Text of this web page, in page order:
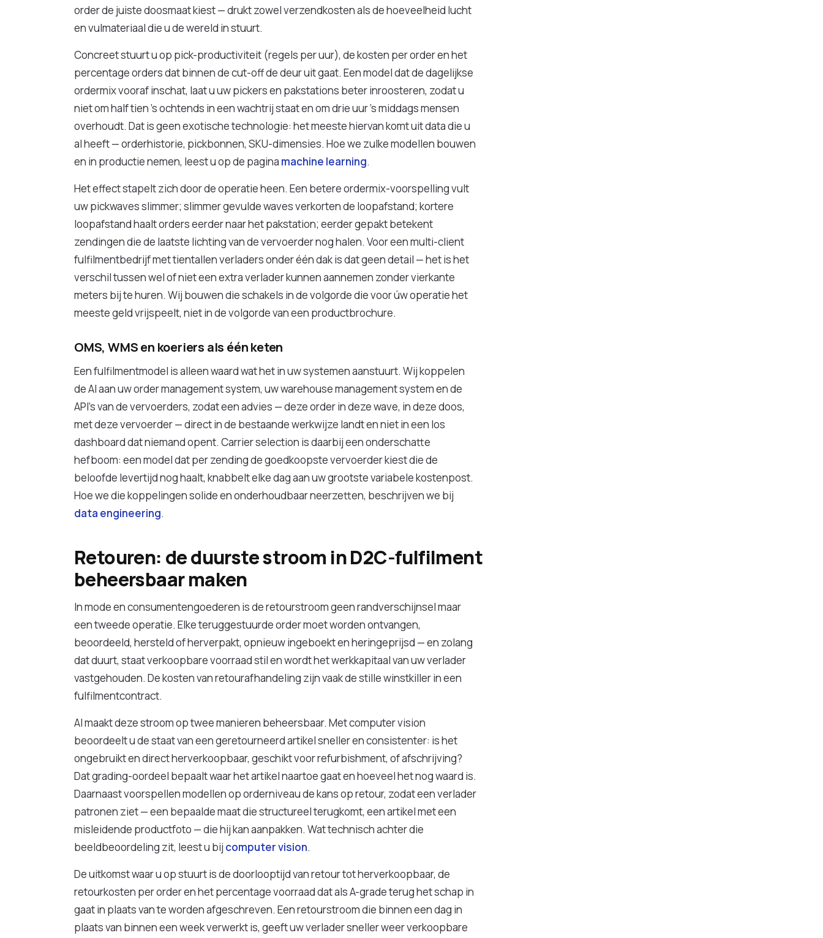
order de juiste doosmaat kiest — drukt zowel verzendkosten als de hoeveelheid lucht
en vulmateriaal die u de wereld in stuurt.
Concreet stuurt u op pick-productiviteit (regels per uur), de kosten per order en het
percentage orders dat binnen de cut-off de deur uit gaat. Een model dat de dagelijkse
ordermix vooraf inschat, laat u uw pickers en pakstations beter inroosteren, zodat u
niet om half tien 's ochtends in een wachtrij staat en om drie uur 's middags mensen
overhoudt. Dat is geen exotische technologie: het meeste hiervan komt uit data die u
al heeft — orderhistorie, pickbonnen, SKU-dimensies. Hoe we zulke modellen bouwen
en in productie nemen, leest u op de pagina machine learning.
Het effect stapelt zich door de operatie heen. Een betere ordermix-voorspelling vult
uw pickwaves slimmer; slimmer gevulde waves verkorten de loopafstand; kortere
loopafstand haalt orders eerder naar het pakstation; eerder gepakt betekent
zendingen die de laatste lichting van de vervoerder nog halen. Voor een multi-client
fulfilmentbedrijf met tientallen verladers onder één dak is dat geen detail — het is het
verschil tussen wel of niet een extra verlader kunnen aannemen zonder vierkante
meters bij te huren. Wij bouwen die schakels in de volgorde die voor úw operatie het
meeste geld vrijspeelt, niet in de volgorde van een productbrochure.
OMS, WMS en koeriers als één keten
Een fulfilmentmodel is alleen waard wat het in uw systemen aanstuurt. Wij koppelen
de AI aan uw order management system, uw warehouse management system en de
API's van de vervoerders, zodat een advies — deze order in deze wave, in deze doos,
met deze vervoerder — direct in de bestaande werkwijze landt en niet in een los
dashboard dat niemand opent. Carrier selection is daarbij een onderschatte
hefboom: een model dat per zending de goedkoopste vervoerder kiest die de
beloofde levertijd nog haalt, knabbelt elke dag aan uw grootste variabele kostenpost.
Hoe we die koppelingen solide en onderhoudbaar neerzetten, beschrijven we bij
data engineering.
Retouren: de duurste stroom in D2C-fulfilment
beheersbaar maken
In mode en consumentengoederen is de retourstroom geen randverschijnsel maar
een tweede operatie. Elke teruggestuurde order moet worden ontvangen,
beoordeeld, hersteld of herverpakt, opnieuw ingeboekt en heringeprijsd — en zolang
dat duurt, staat verkoopbare voorraad stil en wordt het werkkapitaal van uw verlader
vastgehouden. De kosten van retourafhandeling zijn vaak de stille winstkiller in een
fulfilmentcontract.
AI maakt deze stroom op twee manieren beheersbaar. Met computer vision
beoordeelt u de staat van een geretourneerd artikel sneller en consistenter: is het
ongebruikt en direct herverkoopbaar, geschikt voor refurbishment, of afschrijving?
Dat grading-oordeel bepaalt waar het artikel naartoe gaat en hoeveel het nog waard is.
Daarnaast voorspellen modellen op orderniveau de kans op retour, zodat een verlader
patronen ziet — een bepaalde maat die structureel terugkomt, een artikel met een
misleidende productfoto — die hij kan aanpakken. Wat technisch achter die
beeldbeoordeling zit, leest u bij computer vision.
De uitkomst waar u op stuurt is de doorlooptijd van retour tot herverkoopbaar, de
retourkosten per order en het percentage voorraad dat als A-grade terug het schap in
gaat in plaats van te worden afgeschreven. Een retourstroom die binnen een dag in
plaats van binnen een week verwerkt is, geeft uw verlader sneller weer verkoopbare